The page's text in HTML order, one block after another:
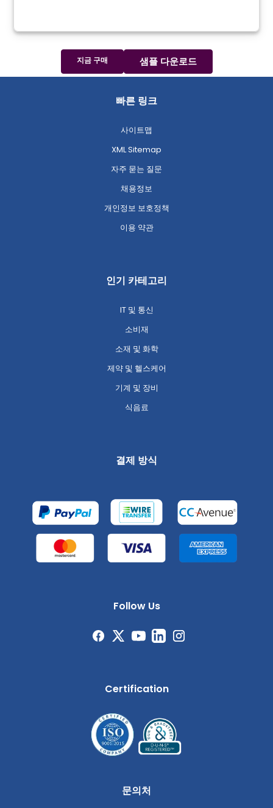
지금 구매 샘플 다운로드
빠른 링크
사이트맵
XML Sitemap
자주 묻는 질문
채용정보
개인정보 보호정책
이용 약관
인기 카테고리
IT 및 통신
소비재
소재 및 화학
제약 및 헬스케어
기계 및 장비
식음료
결제 방식
Follow Us
Certification
문의처